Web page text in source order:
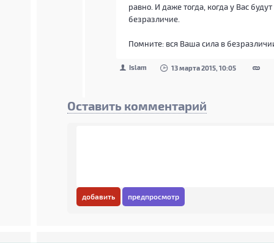
равно. И даже тогда, когда у Вас
безразличие.
Помните: вся Ваша сила в
Islam 13 марта 2015, 10:05
Оставить комментарий
добавить предпросмотр